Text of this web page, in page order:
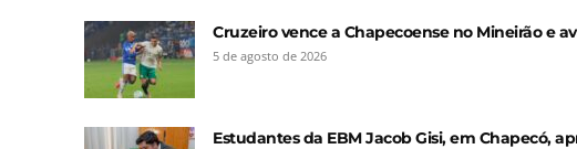
Cruzeiro vence a Chapecoense no Mineirão e
5 de agosto de 2026
Estudantes da EBM Jacob Gisi, em Chapecó,